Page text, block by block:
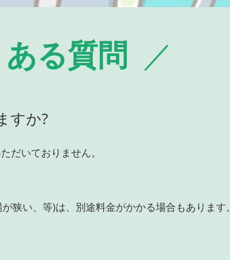
る質問
すか?
だいておりません。
狭い、等)は、別途料金がかかる場合もあります。